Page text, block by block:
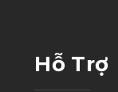
Hỗ Trợ